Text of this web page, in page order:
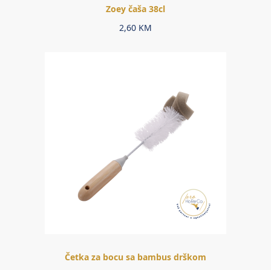
Zoey čaša 38cl
2,60 KM
Četka za bocu sa bambus drškom